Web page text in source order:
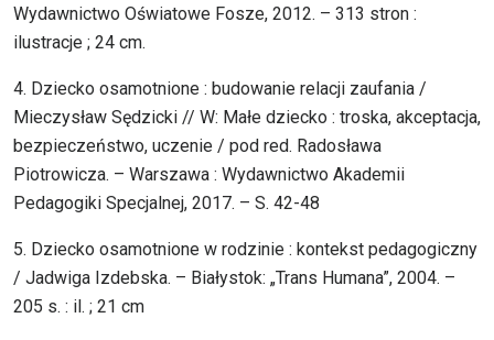
Wydawnictwo Oświatowe Fosze, 2012. – 313 stron :
ilustracje ; 24 cm.
4. Dziecko osamotnione : budowanie relacji zaufania /
Mieczysław Sędzicki // W: Małe dziecko : troska, akceptacja,
bezpieczeństwo, uczenie / pod red. Radosława
Piotrowicza. – Warszawa : Wydawnictwo Akademii
Pedagogiki Specjalnej, 2017. – S. 42-48
5. Dziecko osamotnione w rodzinie : kontekst pedagogiczny
/ Jadwiga Izdebska. – Białystok: „Trans Humana”, 2004. –
205 s. : il. ; 21 cm